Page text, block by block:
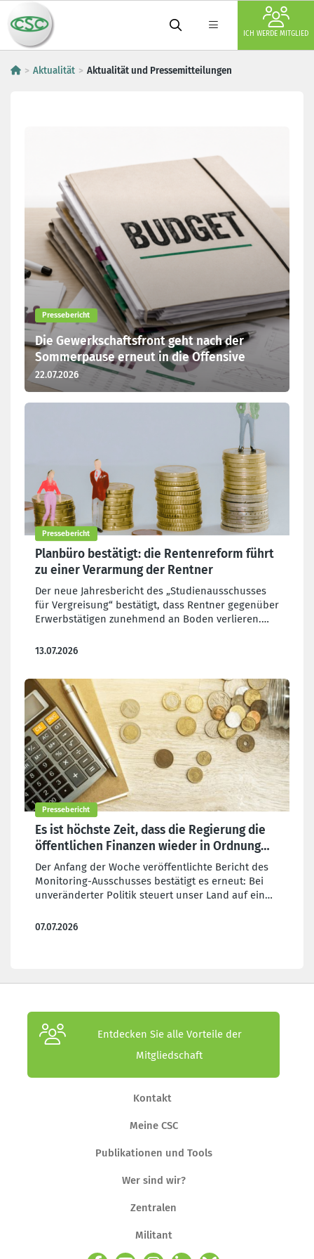
ICH WERDE MITGLIED
Aktualität Aktualität und Pressemitteilungen
Pressebericht
Die Gewerkschaftsfront geht nach der
Sommerpause erneut in die Offensive
22.07.2026
Pressebericht
Planbüro bestätigt: die Rentenreform führt
zu einer Verarmung der Rentner
Der neue Jahresbericht des „Studienausschusses
für Vergreisung“ bestätigt, dass Rentner gegenüber
Erwerbstätigen zunehmend an Boden verlieren.
die Auswirkungen der Bevölkerungsalterung
das Rentensystem auszuhöhlen.
13.07.2026
Pressebericht
Es ist höchste Zeit, dass die Regierung die
öffentlichen Finanzen wieder in Ordnung
bringt!
Der Anfang der Woche veröffentlichte Bericht des
Monitoring-Ausschusses bestätigt es erneut: Bei
unveränderter Politik steuert unser Land auf ein
Regierungsperiode erwartet.
07.07.2026
Entdecken Sie alle Vorteile der
Mitgliedschaft
Kontakt
Meine CSC
Publikationen und Tools
Wer sind wir?
Zentralen
Militant